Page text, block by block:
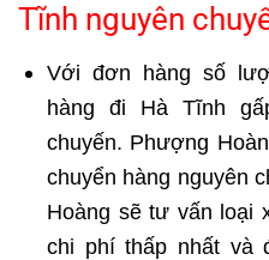
Tĩnh nguyên
Với đơn hàng số
hàng đi Hà Tĩnh
chuyến. Phượng
chuyển hàng nguyên
Hoàng sẽ tư vấn loại
chi phí thấp nhất và